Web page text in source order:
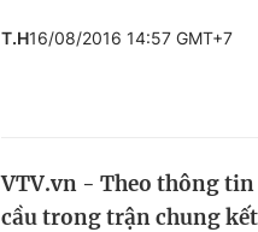
Chất lượng
T.H16/08/2016 14:57 GMT+7
VTV.vn - Theo thông tin
cầu trong trận chung